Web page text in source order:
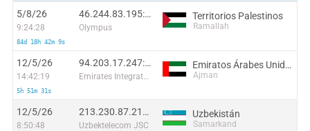
5/8/26
9:24:28
84d 18h 42m 9s
46.244.83.195:40586
Olympus
Territorios Palestinos
Ramallah
12/5/26
14:42:19
5h 51m 31s
94.203.17.247:42440
Emirates Integrated Telecommunications Company PJSC
Emiratos Árabes Unidos
Ajman
12/5/26
8:50:48
213.230.87.210:51964
Uzbektelecom JSC
Uzbekistán
Samarkand